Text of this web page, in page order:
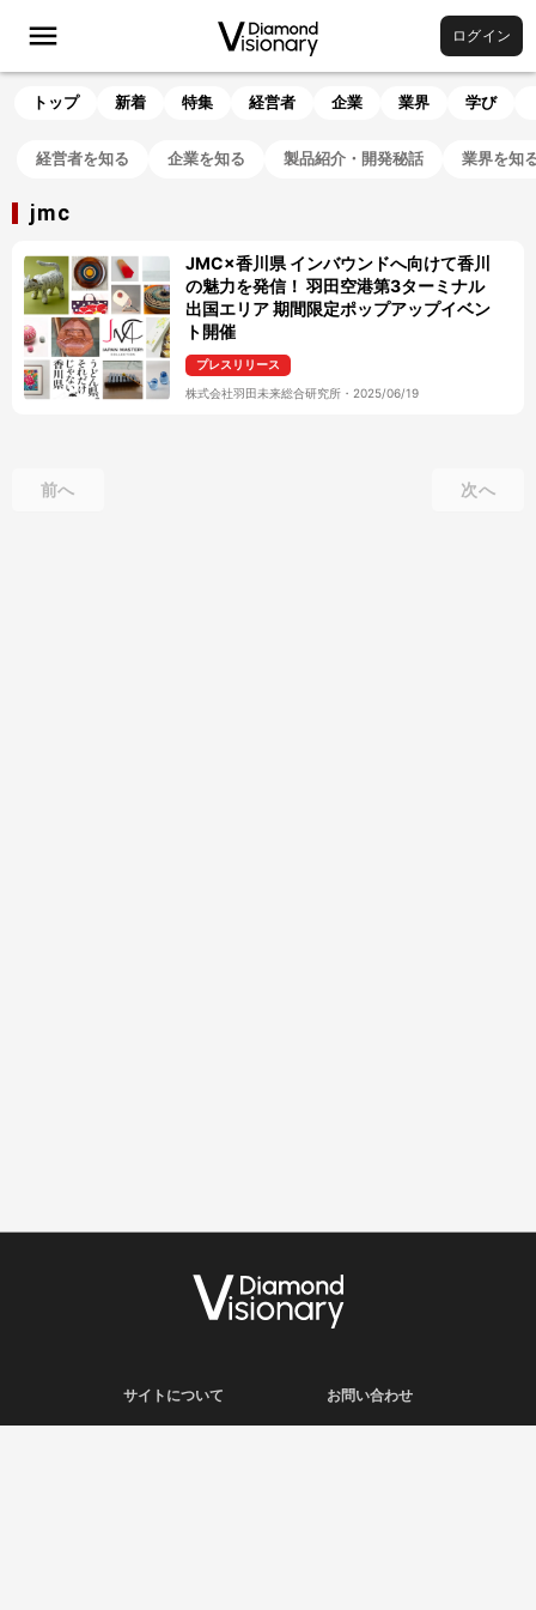
ログイン
トップ 新着 特集 経営者 企業 業界 学び
経営者を知る 企業を知る 製品紹介・開発秘話 業界を知
jmc
JMC×香川県 インバウンドへ向けて香川
の魅力を発信！ 羽田空港第3ターミナル
出国エリア 期間限定ポップアップイベン
ト開催
プレスリリース
株式会社羽田未来総合研究所・ 2025/06/19
前へ 次へ
サイトについて お問い合わせ